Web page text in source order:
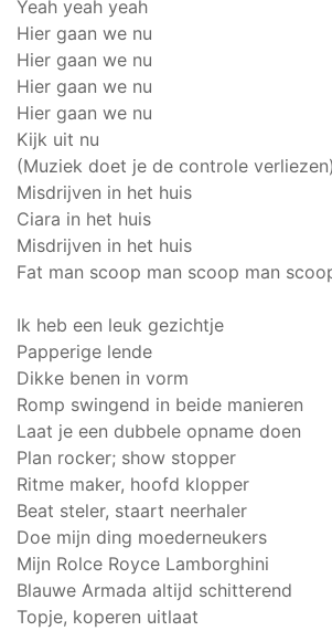
Yeah yeah yeah
Hier gaan we nu
Hier gaan we nu
Hier gaan we nu
Hier gaan we nu
Kijk uit nu
(Muziek doet je de controle verliezen)
Misdrijven in het huis
Ciara in het huis
Misdrijven in het huis
Fat man scoop man scoop man
Ik heb een leuk gezichtje
Papperige lende
Dikke benen in vorm
Romp swingend in beide manieren
Laat je een dubbele opname doen
Plan rocker; show stopper
Ritme maker, hoofd klopper
Beat steler, staart neerhaler
Doe mijn ding moederneukers
Mijn Rolce Royce Lamborghini
Blauwe Armada altijd schitterend
Topje, koperen uitlaat